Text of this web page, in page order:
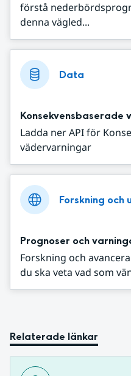
förstå
denna vägled...
Data
Konsekvensbaserade
Ladda ner API för
vädervarningar
Forskning och
Prognoser och
Forskning och
du ska veta vad som
Relaterade länkar